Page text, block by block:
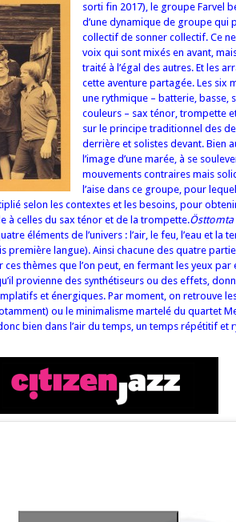
sorti fin 2017), le groupe Farvel
d’une dynamique de groupe qui
collectif de sonner collectif. Ce
voix qui sont mixés en avant,
traité à l’égal des autres. Et les
cette aventure partagée. Les six
une rythmique – batterie, basse,
couleurs – sax ténor, trompette
sur le principe traditionnel des
derrière et solistes devant. Bien
l’image d’une marée, à se
mouvements contraires mais
l’aise dans ce groupe, pour
selon les contextes et les besoins, pour
à celles du sax ténor et de la trompette.Östtomta
éléments de l’univers : l’air, le feu, l’eau et la
première langue). Ainsi chacune des quatre
thèmes que l’on peut, en fermant les yeux par
provienne des synthétiseurs ou des effets,
et énergiques. Par moment, on retrouve
ou le minimalisme martelé du quartet
bien dans l’air du temps, un temps répétitif et